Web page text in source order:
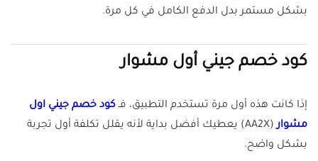
بشكل مستمر بدل الدفع الكامل في كل مرة.
كود خصم جيني أول مشوار
إذا كانت هذه أول مرة تستخدم التطبيق، فـكود خصم جيني اول
مشوار
(AA2X) يعطيك أفضل بداية لأنه يقلل تكلفة أول تجربة
بشكل واضح.